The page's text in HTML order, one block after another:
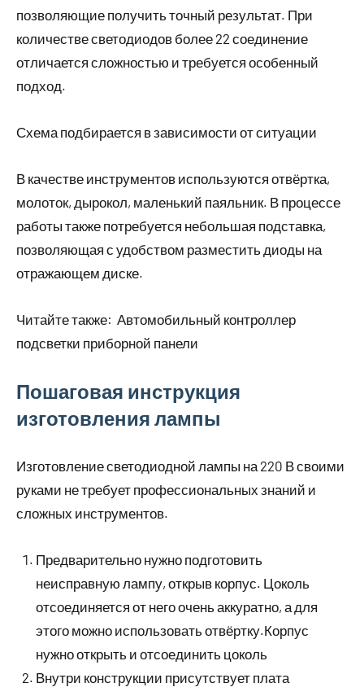
позволяющие получить точный результат. При
количестве светодиодов более 22 соединение
отличается сложностью и требуется особенный
подход.
Схема подбирается в зависимости от ситуации
В качестве инструментов используются отвёртка,
молоток, дырокол, маленький паяльник. В процессе
работы также потребуется небольшая подставка,
позволяющая с удобством разместить диоды на
отражающем диске.
Читайте также: Автомобильный контроллер
подсветки приборной панели
Пошаговая инструкция
изготовления лампы
Изготовление светодиодной лампы на 220 В своими
руками не требует профессиональных знаний и
сложных инструментов.
Предварительно нужно подготовить
неисправную лампу, открыв корпус. Цоколь
отсоединяется от него очень аккуратно, а для
этого можно использовать отвёртку.Корпус
нужно открыть и отсоединить цоколь
Внутри конструкции присутствует плата